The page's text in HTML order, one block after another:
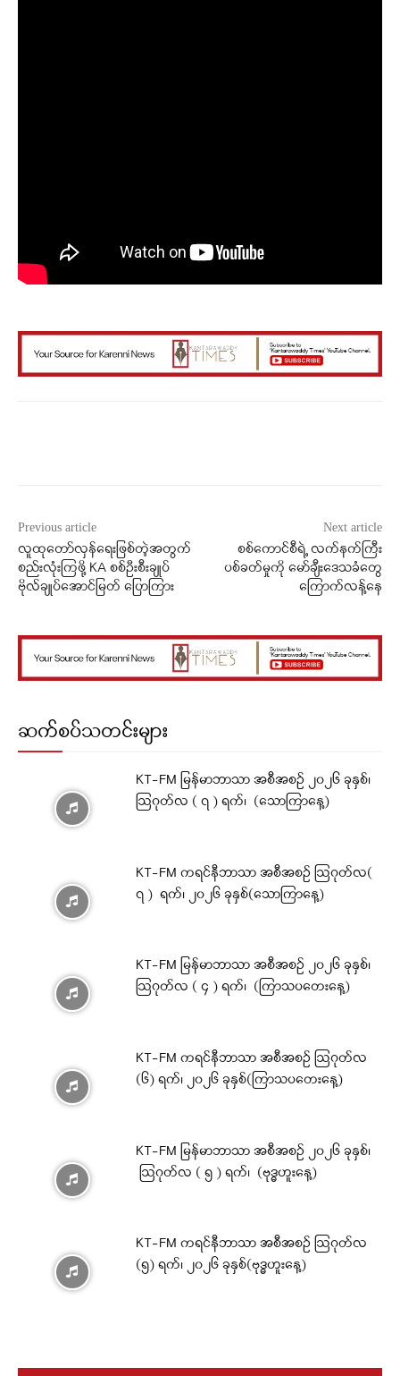
Previous article
လူထုတော်လှန်ရေးဖြစ်တဲ့အတွက်
စည်းလုံးကြဖို့ KA စစ်ဦးစီးချုပ်
ဗိုလ်ချုပ်အောင်မြတ် ပြောကြား
Next article
စစ်ကောင်စီရဲ့ လက်နက်ကြီး
ပစ်ခတ်မှုကို မော်ချီးဒေသခံတွေ
ကြောက်လန့်နေ
ဆက်စပ်သတင်းများ
KT-FM မြန်မာဘာသာ အစီအစဉ် ၂၀၂၆ ခုနှစ်၊
ဩဂုတ်လ ( ၇ ) ရက်၊ (သောကြာနေ့)
KT-FM ကရင်နီဘာသာ အစီအစဉ် ဩဂုတ်လ(
၇ ) ရက်၊ ၂၀၂၆ ခုနှစ်(သောကြာနေ့)
KT-FM မြန်မာဘာသာ အစီအစဉ် ၂၀၂၆ ခုနှစ်၊
ဩဂုတ်လ ( ၄ ) ရက်၊ (ကြာသပတေးနေ့)
KT-FM ကရင်နီဘာသာ အစီအစဉ် ဩဂုတ်လ
(၆) ရက်၊ ၂၀၂၆ ခုနှစ်(ကြာသပတေးနေ့)
KT-FM မြန်မာဘာသာ အစီအစဉ် ၂၀၂၆ ခုနှစ်၊
ဩဂုတ်လ ( ၅ ) ရက်၊ (ဗုဒ္ဓဟူးနေ့)
KT-FM ကရင်နီဘာသာ အစီအစဉ် ဩဂုတ်လ
(၅) ရက်၊ ၂၀၂၆ ခုနှစ်(ဗုဒ္ဓဟူးနေ့)